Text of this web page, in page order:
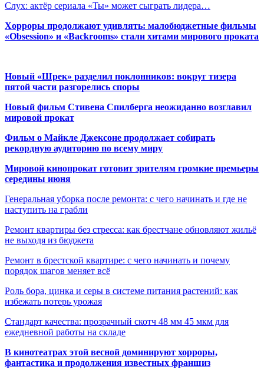
Слух: актёр сериала «Ты» может сыграть лидера…
Хорроры продолжают удивлять: малобюджетные фильмы
«Obsession» и «Backrooms» стали хитами мирового проката
Новый «Шрек» разделил поклонников: вокруг тизера
пятой части разгорелись споры
Новый фильм Стивена Спилберга неожиданно возглавил
мировой прокат
Фильм о Майкле Джексоне продолжает собирать
рекордную аудиторию по всему миру
Мировой кинопрокат готовит зрителям громкие премьеры
середины июня
Генеральная уборка после ремонта: с чего начинать и где не
наступить на грабли
Ремонт квартиры без стресса: как брестчане обновляют жильё
не выходя из бюджета
Ремонт в брестской квартире: с чего начинать и почему
порядок шагов меняет всё
Роль бора, цинка и серы в системе питания растений: как
избежать потерь урожая
Стандарт качества: прозрачный скотч 48 мм 45 мкм для
ежедневной работы на складе
В кинотеатрах этой весной доминируют хорроры,
фантастика и продолжения известных франшиз